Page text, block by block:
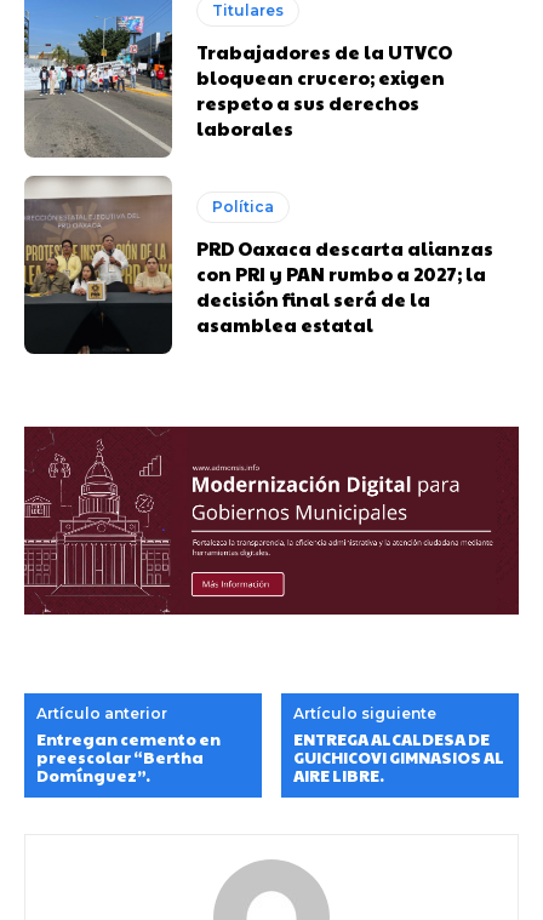
Titulares
Trabajadores de la UTVCO
bloquean crucero; exigen
respeto a sus derechos
laborales
Política
PRD Oaxaca descarta alianzas
con PRI y PAN rumbo a 2027; la
decisión final será de la
asamblea estatal
Artículo anterior
Entregan cemento en
preescolar “Bertha
Domínguez”.
Artículo siguiente
ENTREGA ALCALDESA DE
GUICHICOVI GIMNASIOS AL
AIRE LIBRE.